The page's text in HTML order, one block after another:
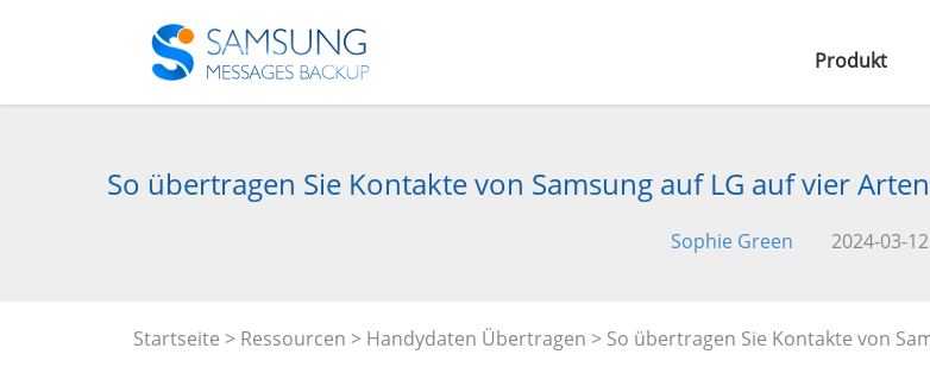
Produkt
So übertragen Sie Kontakte von Samsung auf LG auf vier
Sophie Green 2024-03-12
Startseite > Ressourcen > Handydaten Übertragen > So übertragen Sie Kontakte von